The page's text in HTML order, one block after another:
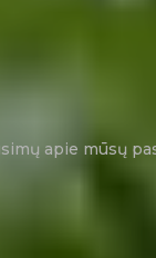
apie mūsų